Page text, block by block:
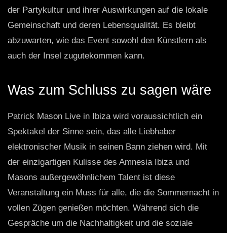
der Partykultur und ihrer Auswirkungen auf die lokale
Gemeinschaft und deren Lebensqualität. Es bleibt
abzuwarten, wie das Event sowohl den Künstlern als
auch der Insel zugutekommen kann.
Was zum Schluss zu sagen wäre
Patrick Mason Live in Ibiza wird voraussichtlich ein
Spektakel der Sinne sein, das alle Liebhaber
elektronischer Musik in seinen Bann ziehen wird. Mit
der einzigartigen Kulisse des Amnesia Ibiza und
Masons außergewöhnlichem Talent ist diese
Veranstaltung ein Muss für alle, die die Sommernacht in
vollen Zügen genießen möchten. Während sich die
Gespräche um die Nachhaltigkeit und die soziale